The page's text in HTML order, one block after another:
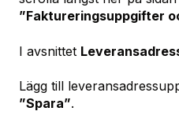
”Faktureringsuppgifter
I avsnittet
Lägg till
”Spara”.